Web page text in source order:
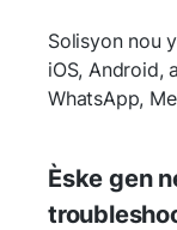
Solisyon nou
iOS, Android,
WhatsApp,
Èske gen